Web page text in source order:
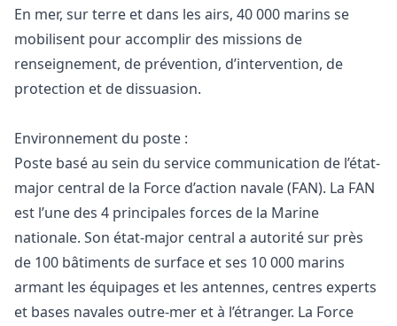
En mer, sur terre et dans les airs, 40 000 marins se
mobilisent pour accomplir des missions de
renseignement, de prévention, d’intervention, de
protection et de dissuasion.
Environnement du poste :
Poste basé au sein du service communication de l’état-
major central de la Force d’action navale (FAN). La FAN
est l’une des 4 principales forces de la Marine
nationale. Son état-major central a autorité sur près
de 100 bâtiments de surface et ses 10 000 marins
armant les équipages et les antennes, centres experts
et bases navales outre-mer et à l’étranger. La Force